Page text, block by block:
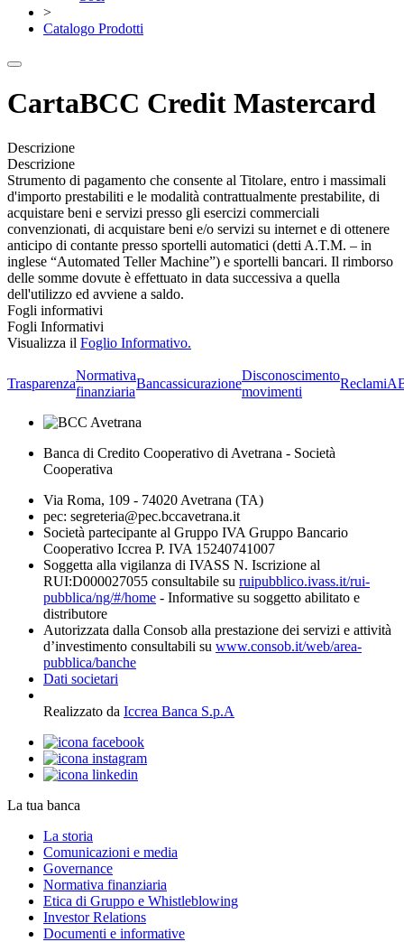
>
Catalogo Prodotti
CartaBCC Credit Mastercard
Descrizione
Descrizione
Strumento di pagamento che consente al Titolare, entro i massimali
d'importo prestabiliti e le modalità contrattualmente prestabilite, di
acquistare beni e servizi presso gli esercizi commerciali
convenzionati, di acquistare beni e/o servizi su internet e di ottenere
anticipo di contante presso sportelli automatici (detti A.T.M. – in
inglese “Automated Teller Machine”) e sportelli bancari. Il rimborso
delle somme dovute è effettuato in data successiva a quella
dell'utilizzo ed avviene a saldo.
Fogli informativi
Fogli Informativi
Visualizza il Foglio Informativo.
Trasparenza
Normativa
finanziaria
Bancassicurazione
Disconoscimento
movimenti
Reclami
Banca di Credito Cooperativo di Avetrana - Società
Cooperativa
Via Roma, 109 - 74020 Avetrana (TA)
pec: segreteria@pec.bccavetrana.it
Società partecipante al Gruppo IVA Gruppo Bancario
Cooperativo Iccrea P. IVA 15240741007
Soggetta alla vigilanza di IVASS N. Iscrizione al
RUI:D000027055 consultabile su ruipubblico.ivass.it/rui-
pubblica/ng/#/home - Informative su soggetto abilitato e
distributore
Autorizzata dalla Consob alla prestazione dei servizi e attività
d’investimento consultabili su www.consob.it/web/area-
pubblica/banche
Dati societari
Realizzato da Iccrea Banca S.p.A
La tua banca
La storia
Comunicazioni e media
Governance
Normativa finanziaria
Etica di Gruppo e Whistleblowing
Investor Relations
Documenti e informative